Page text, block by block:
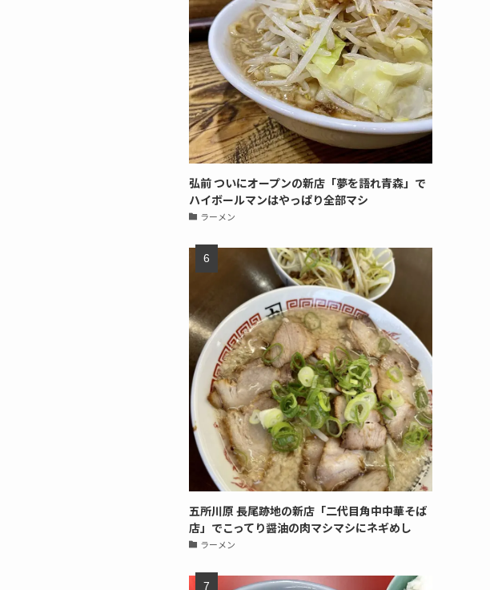
弘前 ついにオープンの新店「夢を語れ青森」で
ハイボールマンはやっぱり全部マシ
ラーメン
五所川原 長尾跡地の新店「二代目角中中華そば
店」でこってり醤油の肉マシマシにネギめし
ラーメン